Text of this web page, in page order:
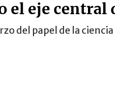
el eje central
del papel de la